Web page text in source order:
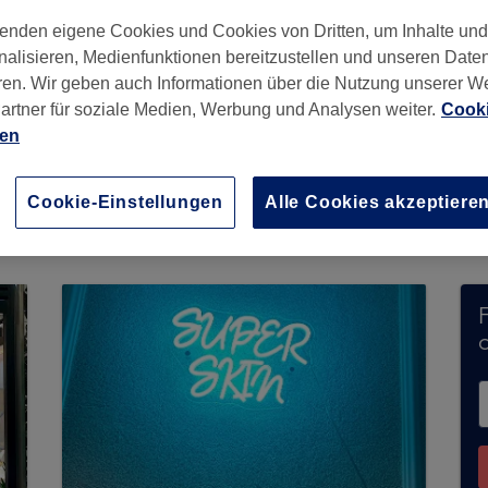
über Treatwell entgegen. Nutzen Sie
zu finden. Dort warten viele erstklassige
eigene Cookies und Cookies von Dritten, um Inhalte
Medienfunktionen bereitzustellen und unseren
Wir geben auch Informationen über die Nutzung unserer
für soziale Medien, Werbung und Analysen weiter.
Cookie-Einstellungen Alle Cookies akzeptieren